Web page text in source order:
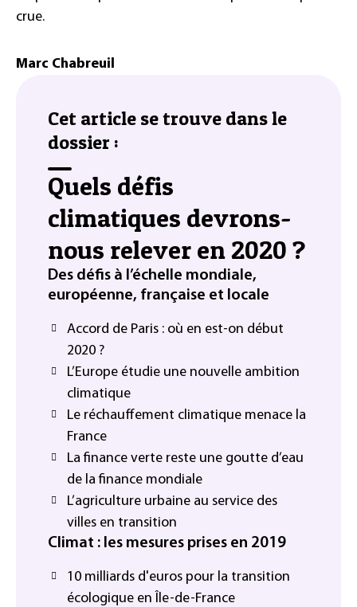
crue.
Marc Chabreuil
Cet article se trouve dans le
dossier :
Quels défis
climatiques devrons-
nous relever en 2020 ?
Des défis à l’échelle mondiale,
européenne, française et locale
Accord de Paris : où en est-on début
2020 ?
L’Europe étudie une nouvelle ambition
climatique
Le réchauffement climatique menace la
France
La finance verte reste une goutte d’eau
de la finance mondiale
L’agriculture urbaine au service des
villes en transition
Climat : les mesures prises en 2019
10 milliards d'euros pour la transition
écologique en Île-de-France